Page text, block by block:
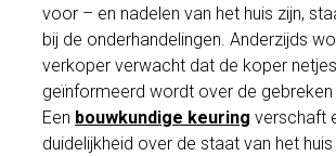
voor – en nadelen van het huis zijn,
bij de onderhandelingen. Anderzijds
verkoper verwacht dat de koper netjes
geïnformeerd wordt over de gebreken
Een bouwkundige keuring verschaft
duidelijkheid over de staat van het